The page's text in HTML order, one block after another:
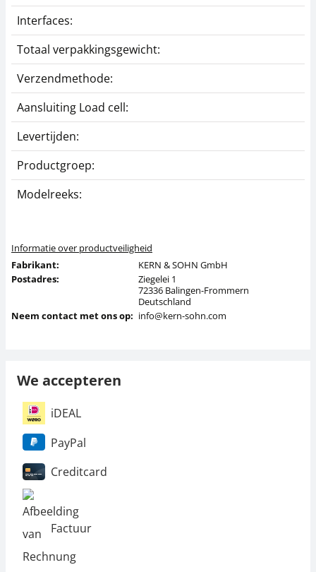
Interfaces:
Totaal verpakkingsgewicht:
Verzendmethode:
Aansluiting Load cell:
Levertijden:
Productgroep:
Modelreeks:
Informatie over productveiligheid
Fabrikant:
KERN & SOHN GmbH
Postadres:
Ziegelei 1
72336 Balingen-Frommern
Deutschland
Neem contact met ons op: info@kern-sohn.com
We accepteren
iDEAL
PayPal
Creditcard
Factuur